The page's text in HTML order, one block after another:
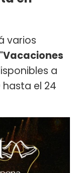
varios
"Vacaciones
a
hasta el 24